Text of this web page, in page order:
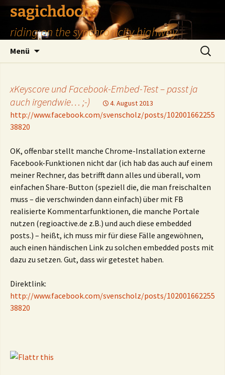
Zum
Inhalt
springen
sagichdoch?
riding on the synchronicity highway
Menü
Suchen
nach:
xKeyscore und Facebook-Embed-Test – passt ja
auch irgendwie… ;-)
4. August 2013
http://www.facebook.com/svenscholz/posts/102001662255
38820
OK, offenbar stellt manche Chrome-Installation externe
Facebook-Funktionen nicht dar (ich hab das auch auf einem
meiner Rechner, das betrifft dann alles und überall, vom
einfachen Share-Button (speziell die, die man freischalten
muss – die verschwinden dann einfach) über mit FB
realisierte Kommentarfunktionen, die manche Portale
nutzen (regioactive.de z.B.) und auch diese embedded
posts.) – heißt, ich muss mir für diese Fälle angewöhnen,
auch einen händischen Link zu solchen embedded posts mit
dazu zu setzen. Gut, dass wir getestet haben.
Direktlink:
http://www.facebook.com/svenscholz/posts/102001662255
38820